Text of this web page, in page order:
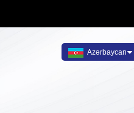
Azərbaycan